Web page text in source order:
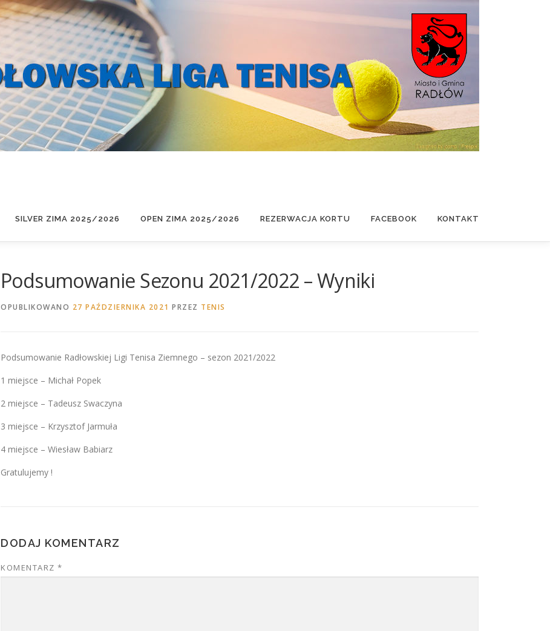
SILVER ZIMA 2025/2026 OPEN ZIMA 2025/2026 REZERWACJA KORTU FACEBOOK KONTAKT
Podsumowanie Sezonu 2021/2022 – Wyniki
OPUBLIKOWANO 27 PAŹDZIERNIKA 2021 PRZEZ TENIS
Podsumowanie Radłowskiej Ligi Tenisa Ziemnego – sezon 2021/2022
1 miejsce – Michał Popek
2 miejsce – Tadeusz Swaczyna
3 miejsce – Krzysztof Jarmuła
4 miejsce – Wiesław Babiarz
Gratulujemy !
DODAJ KOMENTARZ
KOMENTARZ *